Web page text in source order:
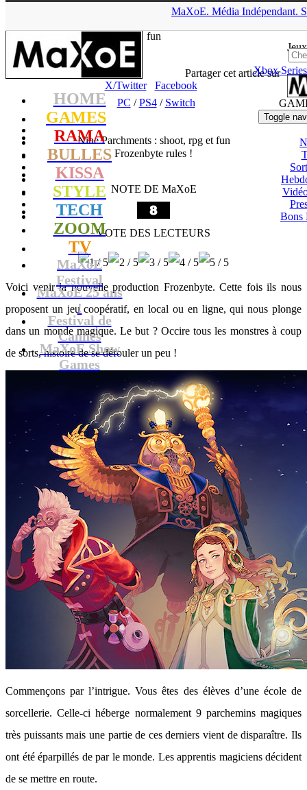
MaXoE. Média Indépendant.
HOME
GAMES
RAMA
BULLES
KISSA
STYLE
TECH
ZOOM
TV
MaXoE
Festival
MaXoE 25 ans
!
Festival de
Cannes
MaXoE Show
Games
Jeux
Xbox
Toggle
Bons
fun
Partager cet article sur
X/Twitter
Facebook
PC /PS4/ Switch
Nine Parchments : shoot, rpg et fun
Frozenbyte rules !
NOTE DE MaXoE
VOTE DES LECTEURS
Voici venir la nouvelle production Frozenbyte. Cette fois ils nous
proposent un jeu coopératif, en local ou en ligne, qui nous plonge
dans un monde magique. Le but ? Occire tous les monstres à coup
de sorts, histoire de se défouler un peu !
Commençons par l’intrigue. Vous êtes des élèves d’une école de
sorcellerie. Celle-ci héberge normalement 9 parchemins magiques
très puissants mais une partie de ces derniers vient de disparaître. Ils
ont été éparpillés de par le monde. Les apprentis magiciens décident
de se mettre en route.